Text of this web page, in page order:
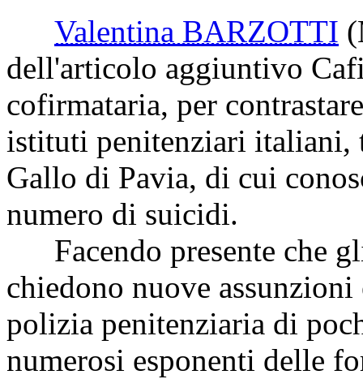
Valentina BARZOTTI
dell'articolo aggiuntivo
cofirmataria, per
istituti penitenziari italiani,
Gallo di Pavia, di cui
numero di suicidi.
Facendo presente che
chiedono nuove
polizia penitenziaria di
numerosi esponenti delle